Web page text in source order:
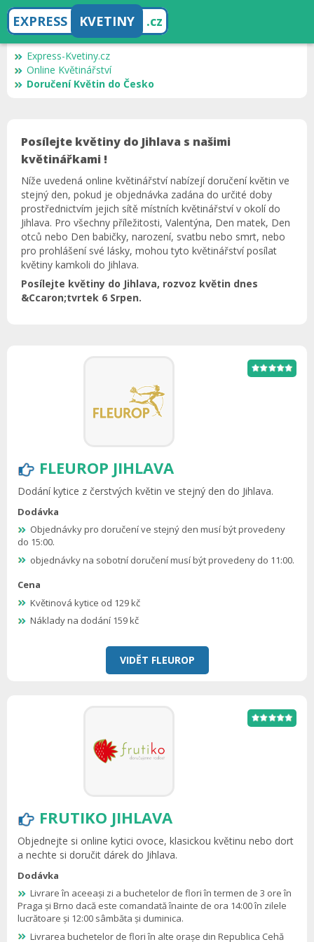
EXPRESS KVETINY .cz
Express-Kvetiny.cz
Online Květinářství
Doručení Květin do Česko
Posílejte květiny do Jihlava s našimi
květinářkami !
Níže uvedená online květinářství nabízejí doručení květin ve
stejný den, pokud je objednávka zadána do určité doby
prostřednictvím jejich sítě místních květinářství v okolí do
Jihlava. Pro všechny příležitosti, Valentýna, Den matek, Den
otců nebo Den babičky, narození, svatbu nebo smrt, nebo
pro prohlášení své lásky, mohou tyto květinářství posílat
květiny kamkoli do Jihlava.
Posílejte květiny do Jihlava, rozvoz květin dnes
&Ccaron;tvrtek 6 Srpen.
FLEUROP JIHLAVA
Dodání kytice z čerstvých květin ve stejný den do Jihlava.
Dodávka
Objednávky pro doručení ve stejný den musí být provedeny
do 15:00.
objednávky na sobotní doručení musí být provedeny do 11:00.
Cena
Květinová kytice od 129 kč
Náklady na dodání 159 kč
VIDĚT FLEUROP
FRUTIKO JIHLAVA
Objednejte si online kytici ovoce, klasickou květinu nebo dort
a nechte si doručit dárek do Jihlava.
Dodávka
Livrare în aceeași zi a buchetelor de flori în termen de 3 ore în
Praga și Brno dacă este comandată înainte de ora 14:00 în zilele
lucrătoare și 12:00 sâmbăta și duminica.
Livrarea buchetelor de flori în alte orașe din Republica Cehă